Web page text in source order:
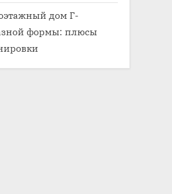
дом Г-
формы: плюсы